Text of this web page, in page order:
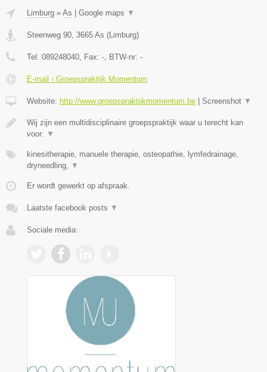
Limburg » As Google maps ▼
Steenweg 90, 3665 As (Limburg)
Tel: 089248040, Fax: -, BTW-nr: -
E-mail › Groepspraktijk Momentum
Website: http://www.groepspraktijkmomentum.be Screenshot ▼
Wij zijn een multidisciplinaire groepspraktijk waar u terecht kan
voor: ▼
kinesitherapie, manuele therapie, osteopathie, lymfedrainage,
dryneedling, ▼
Er wordt gewerkt op afspraak.
Laatste facebook posts ▼
Sociale media: